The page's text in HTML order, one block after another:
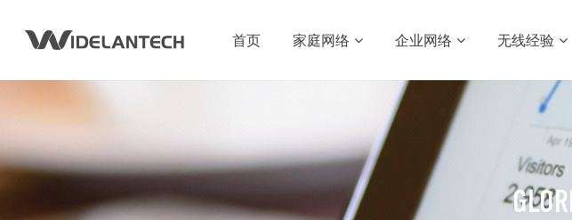
首页 家庭网络 企业网络 无线经验